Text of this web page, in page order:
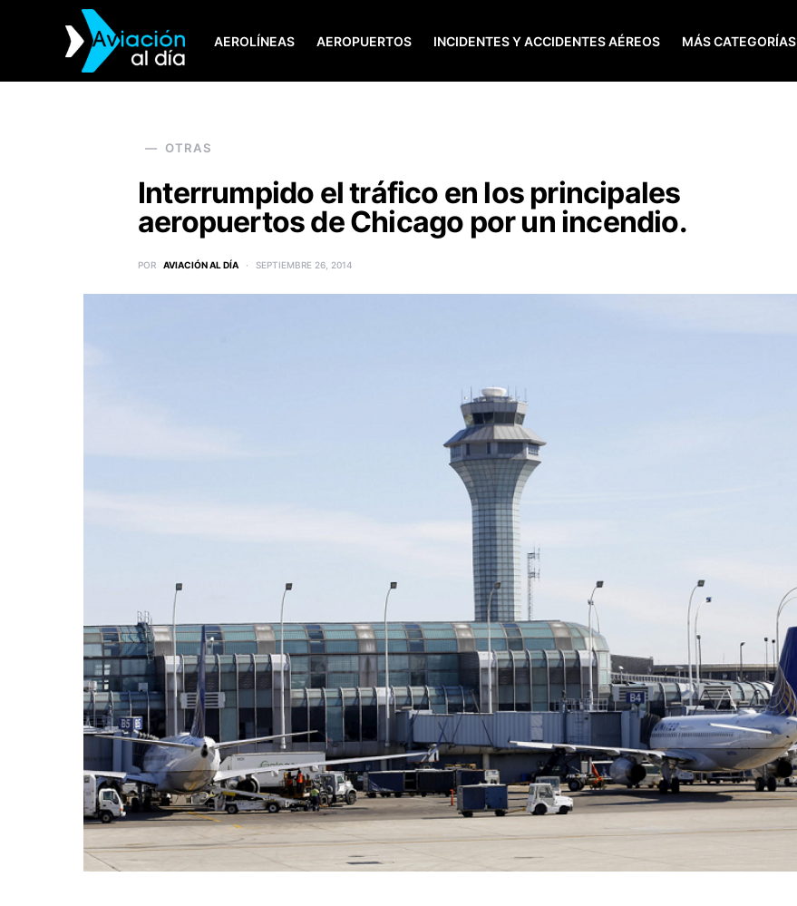
AEROLÍNEAS AEROPUERTOS INCIDENTES Y ACCIDENTES AÉREOS MÁS CATEGORÍAS
SEARCH FOR:
OTRAS
Interrumpido el tráfico en los principales
aeropuertos de Chicago por un incendio.
POR AVIACIÓN AL DÍA SEPTIEMBRE 26, 2014